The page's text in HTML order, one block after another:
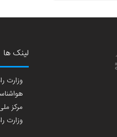
لینک ها
وزارت
مرکز
وزارت